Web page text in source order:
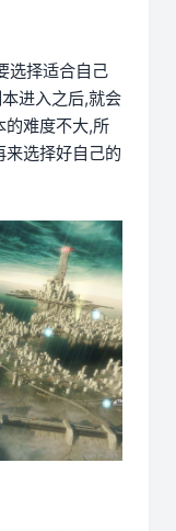
选择适合自己
进入之后,就会
的难度不大,所
来选择好自己的